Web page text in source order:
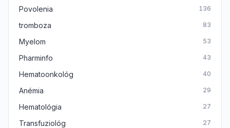
Povolenia 136
tromboza 83
Myelom 53
Pharminfo 43
Hematoonkológ 40
Anémia 29
Hematológia 27
Transfuziológ 27